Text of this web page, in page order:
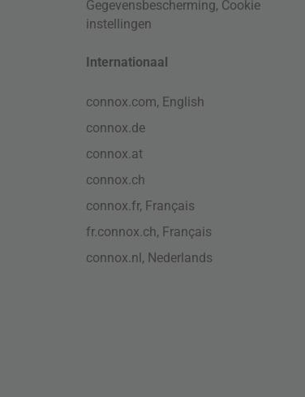
Gegevensbescherming, Cookie
instellingen
Internationaal
connox.com, English
connox.de
connox.at
connox.ch
connox.fr, Français
fr.connox.ch, Français
connox.nl, Nederlands